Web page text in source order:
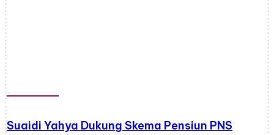
Suaidi Yahya Dukung Skema Pensiun PNS